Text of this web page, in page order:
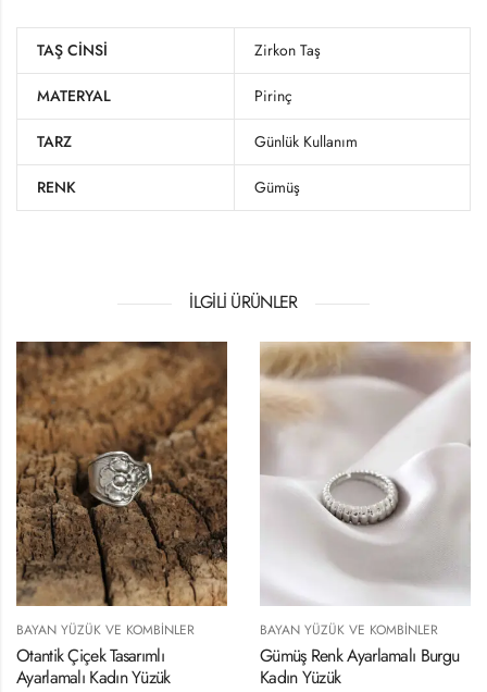
TAŞ CINSI Zirkon Taş
MATERYAL Pirinç
TARZ Günlük Kullanım
RENK Gümüş
İLGILI ÜRÜNLER
BAYAN YÜZÜK VE KOMBINLER
Otantik Çiçek Tasarımlı
Ayarlamalı Kadın Yüzük
BAYAN YÜZÜK VE KOMBINLER
Gümüş Renk Ayarlamalı Burgu
Kadın Yüzük